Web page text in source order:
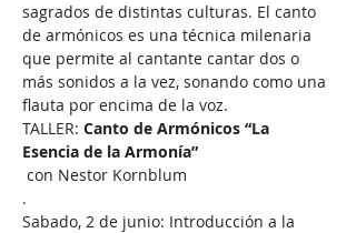
sagrados de distintas culturas. El canto
de armónicos es una técnica milenaria
que permite al cantante cantar dos o
más sonidos a la vez, sonando como una
TALLER: Canto de Armónicos “La
Esencia de la Armonía”
.
Sabado, 2 de junio: Introducción a la